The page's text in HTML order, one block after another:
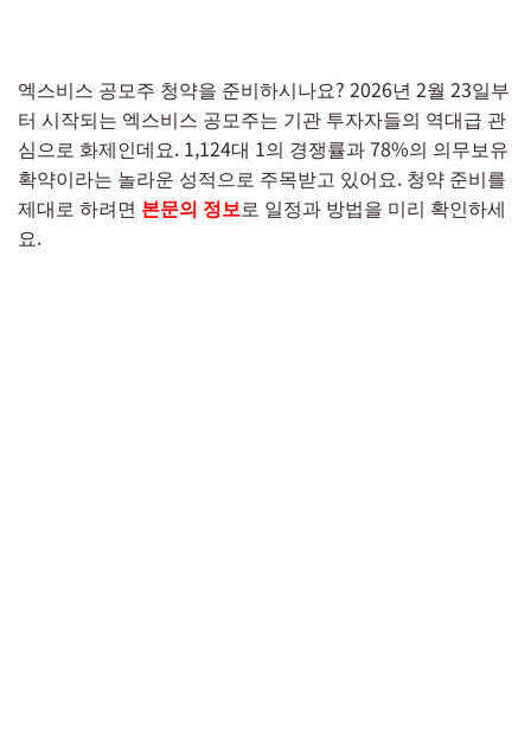
엑스비스 공모주 청약을 준비하시나요? 2026년 2월 23일부
터 시작되는 엑스비스 공모주는 기관 투자자들의 역대급 관
심으로 화제인데요. 1,124대 1의 경쟁률과 78%의 의무보유
확약이라는 놀라운 성적으로 주목받고 있어요. 청약 준비를
제대로 하려면 본문의 정보로 일정과 방법을 미리 확인하세
요.